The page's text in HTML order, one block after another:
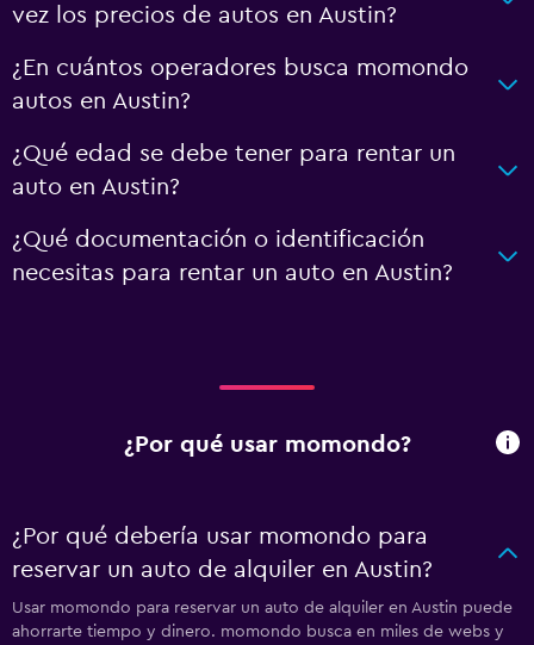
vez los precios de autos en Austin?
¿En cuántos operadores busca momondo
autos en Austin?
¿Qué edad se debe tener para rentar un
auto en Austin?
¿Qué documentación o identificación
necesitas para rentar un auto en Austin?
¿Por qué usar momondo?
¿Por qué debería usar momondo para
reservar un auto de alquiler en Austin?
Usar momondo para reservar un auto de alquiler en Austin puede
ahorrarte tiempo y dinero. momondo busca en miles de webs y